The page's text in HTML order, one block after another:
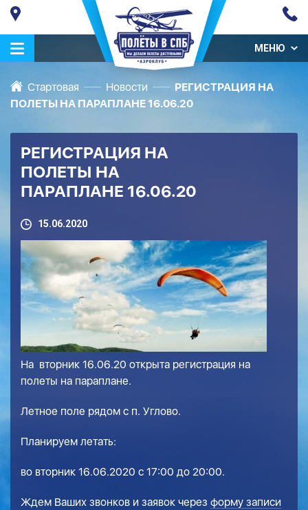
МЕНЮ
Стартовая Новости
РЕГИСТРАЦИЯ НА
ПОЛЕТЫ НА ПАРАПЛАНЕ 16.06.20
РЕГИСТРАЦИЯ НА
ПОЛЕТЫ НА
ПАРАПЛАНЕ 16.06.20
15.06.2020
На вторник 16.06.20 открыта регистрация на
полеты на параплане.
Летное поле рядом с п. Углово.
Планируем летать:
во вторник 16.06.2020 с 17:00 до 20:00.
Ждем Ваших звонков и заявок через форму записи